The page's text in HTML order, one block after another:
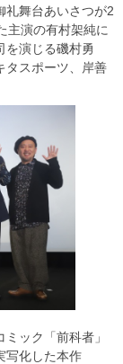
礼舞台あいさつが2
主演の有村架純に
を演じる磯村勇
タスポーツ、岸善
ック「前科者」
写化した本作